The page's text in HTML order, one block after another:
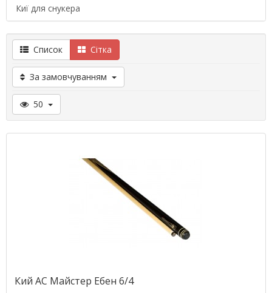
Киї для снукера
Список Сітка
За замовчуванням
50
Кий АС Майстер Ебен 6/4